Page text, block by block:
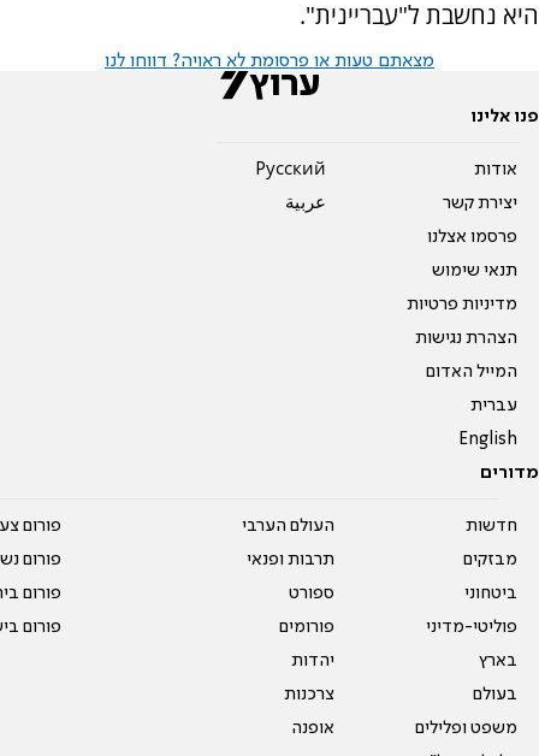
היא נחשבת ל"עבריינית".
מצאתם טעות או פרסומת לא ראויה? דווחו לנו
פנו אלינו
אודות
יצירת קשר
פרסמו אצלנו
תנאי שימוש
מדיניות פרטיות
הצהרת נגישות
המייל האדום
עברית
English
Pусский
عربية
מדורים
חדשות
מבזקים
ביטחוני
פוליטי-מדיני
בארץ
בעולם
משפט ופלילים
העולם הערבי
תרבות ופנאי
ספורט
פורומים
יהדות
צרכנות
אופנה
פורום
פורום
פורום
פורום